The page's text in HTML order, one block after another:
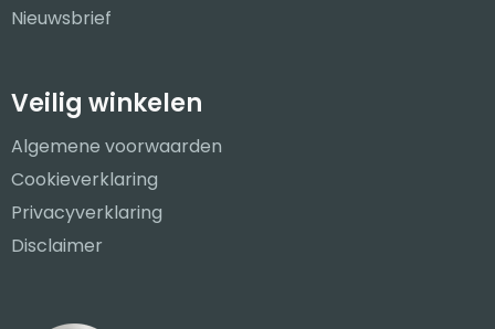
Nieuwsbrief
Veilig winkelen
Algemene voorwaarden
Cookieverklaring
Privacyverklaring
Disclaimer